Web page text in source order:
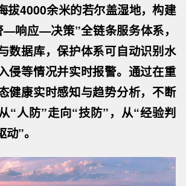
拔4000余米的若尔盖湿地，构建
响应—决策”全链条服务体系，
数据库，保护体系可自动识别水
侵等情况并实时报警。通过在重
健康实时感知与趋势分析，不断
“人防”走向“技防”，从“经验判
”。